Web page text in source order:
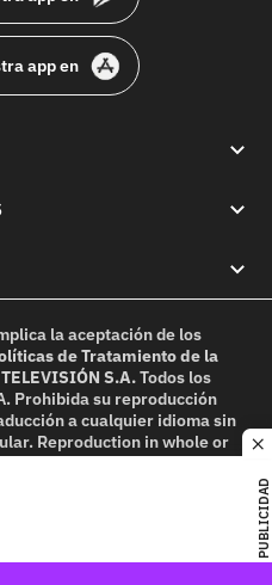
PUBLICIDAD
app en
la aceptación de los
de Tratamiento de la
S.A.Todos los
Prohibida su reproducción
a cualquier idioma sin
Reproduction in whole or